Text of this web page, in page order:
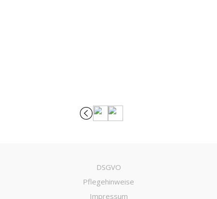
DSGVO
Pflegehinweise
Impressum